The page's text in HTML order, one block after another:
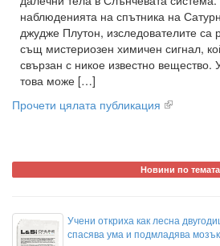
наблюденията на спътника на
джудже Плутон, изследователите са
същ мистериозен химичен сигнал,
свързан с никое известно вещество.
това може […]
Прочети цялата публикация
Новини по темата
Учени откриха как лесна
спасява ума и подмладява